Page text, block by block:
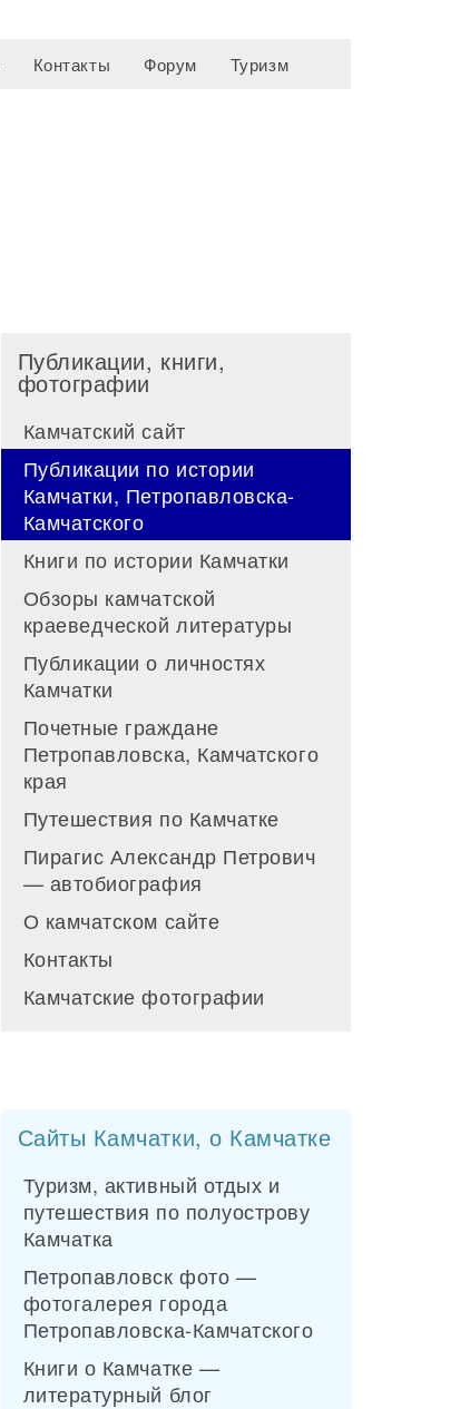
Контакты Форум Туризм
Публикации, книги,
фотографии
Камчатский сайт
Публикации по истории
Камчатки, Петропавловска-
Камчатского
Книги по истории Камчатки
Обзоры камчатской
краеведческой литературы
Публикации о личностях
Камчатки
Почетные граждане
Петропавловска, Камчатского
края
Путешествия по Камчатке
Пирагис Александр Петрович
— автобиография
О камчатском сайте
Контакты
Камчатские фотографии
Сайты Камчатки, о Камчатке
Туризм, активный отдых и
путешествия по полуострову
Камчатка
Петропавловск фото —
фотогалерея города
Петропавловска-Камчатского
Книги о Камчатке —
литературный блог